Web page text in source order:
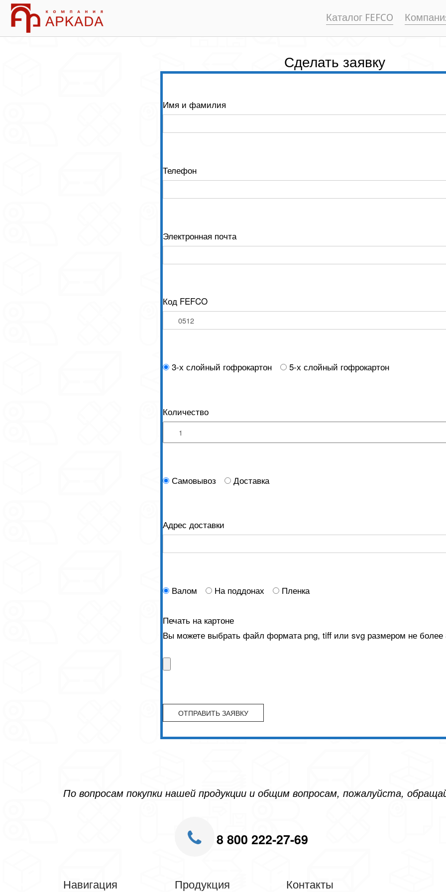
Skip
content
Home
Каталог FEFCO
Сделать заявку
Имя и фамилия
Телефон
Электронная почта
Код FEFCO
3-х слойный гофрокартон 5-х слойный гофрокартон
Количество
Самовывоз Доставка
Адрес доставки
Валом На поддонах Пленка
Печать на картоне
Вы можете выбрать файл формата png, tiff или svg размером не
По вопросам покупки нашей продукции и общим вопросам, пожалуйста,
8 800 222-27-69
Навигация Продукция Контакты